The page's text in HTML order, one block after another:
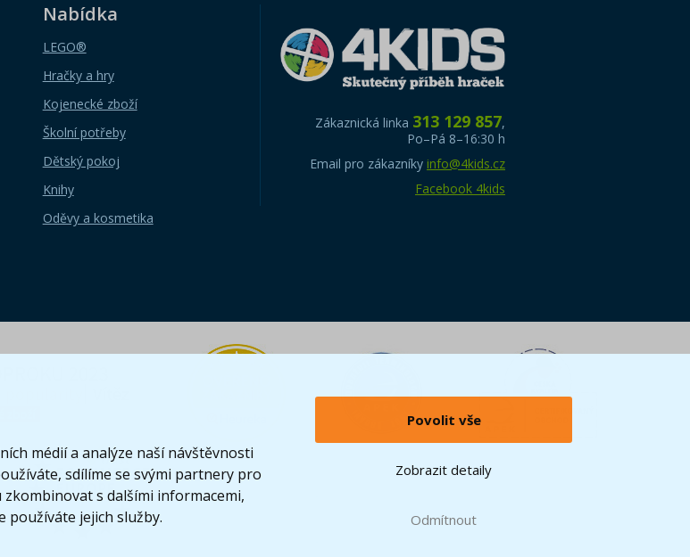
médií a analýze naší návštěvnosti
sdílíme se svými partnery pro
s dalšími informacemi,
používáte jejich služby.
Povolit vše
Zobrazit detaily
Odmítnout
Nabídka
LEGO®
Hračky a hry
Kojenecké zboží
Školní potřeby
Dětský pokoj
Knihy
Oděvy a kosmetika
Zákaznická linka 313 129 857,
Po–Pá 8–16:30 h
Email pro zákazníky info@4kids.cz
Facebook 4kids